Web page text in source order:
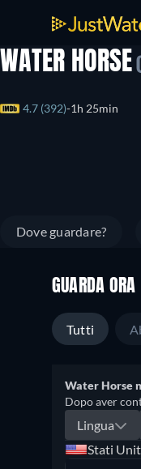
WATER HORSE
4.7 (392) 1h 25min
Dove guardare?
GUARDA ORA
Tutti
Water Horse
Dopo aver
Lingua
Stati